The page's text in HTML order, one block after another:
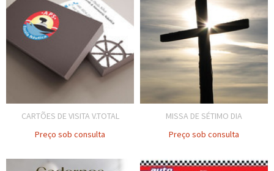
CARTÕES DE VISITA V.TOTAL
Preço sob consulta
MISSA DE SÉTIMO DIA
Preço sob consulta